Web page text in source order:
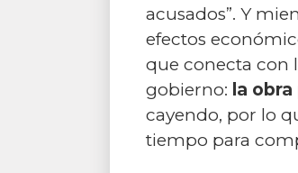
acusados”. Y
efectos
que conecta con
gobierno: la
cayendo, por lo
tiempo para